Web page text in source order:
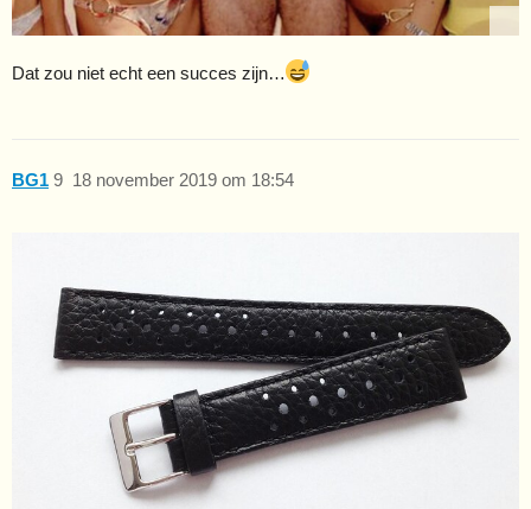
Dat zou niet echt een succes zijn…
BG1 18 november 2019 om 18:54
9